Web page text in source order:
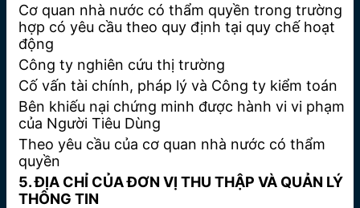
Cơ quan nhà nước có thẩm quyền trong trường
hợp có yêu cầu theo quy định tại quy chế hoạt
động
Công ty nghiên cứu thị trường
Cố vấn tài chính, pháp lý và Công ty kiểm toán
Bên khiếu nại chứng minh được hành vi vi phạm
của Người Tiêu Dùng
Theo yêu cầu của cơ quan nhà nước có thẩm
quyền
5. ĐỊA CHỈ CỦA ĐƠN VỊ THU THẬP VÀ QUẢN LÝ
THÔNG TIN